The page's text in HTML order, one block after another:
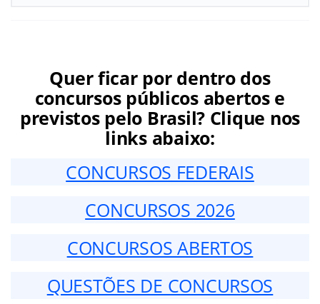
Quer ficar por dentro dos
concursos públicos abertos e
previstos pelo Brasil? Clique nos
links abaixo:
CONCURSOS FEDERAIS
CONCURSOS 2026
CONCURSOS ABERTOS
QUESTÕES DE CONCURSOS